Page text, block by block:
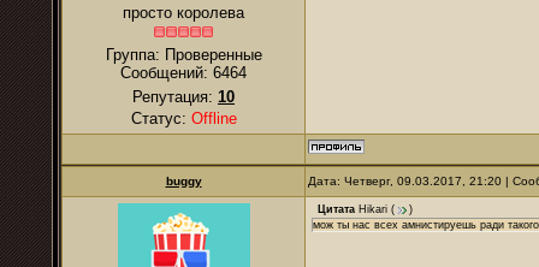
просто королева
Группа: Проверенные
Сообщений: 6464
Репутация: 10
Статус: Offline
buggy Дата: Четверг, 09.03.2017, 21:20 |
Цитата Hikari (
)
мож ты нас всех амнистируешь ради